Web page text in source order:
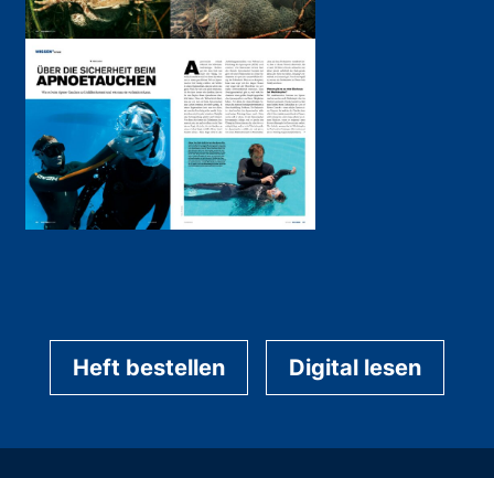
Heft bestellen Digital lesen